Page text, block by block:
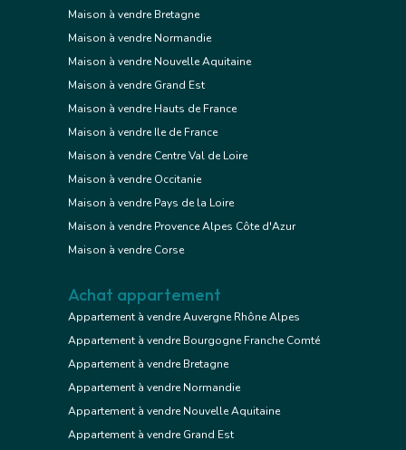
Maison à vendre Bretagne
Maison à vendre Normandie
Maison à vendre Nouvelle Aquitaine
Maison à vendre Grand Est
Maison à vendre Hauts de France
Maison à vendre Ile de France
Maison à vendre Centre Val de Loire
Maison à vendre Occitanie
Maison à vendre Pays de la Loire
Maison à vendre Provence Alpes Côte d'Azur
Maison à vendre Corse
Achat appartement
Appartement à vendre Auvergne Rhône Alpes
Appartement à vendre Bourgogne Franche Comté
Appartement à vendre Bretagne
Appartement à vendre Normandie
Appartement à vendre Nouvelle Aquitaine
Appartement à vendre Grand Est